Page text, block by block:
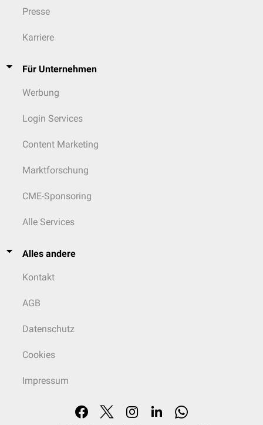
Presse
Karriere
Für Unternehmen
Werbung
Login Services
Content Marketing
Marktforschung
CME-Sponsoring
Alle Services
Alles andere
Kontakt
AGB
Datenschutz
Cookies
Impressum